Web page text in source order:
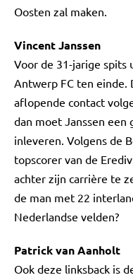
Oosten zal maken.
Vincent Janssen
Voor de 31-jarige spits
Antwerp FC ten einde.
aflopende contact
dan moet Janssen een
inleveren. Volgens de
topscorer van de
achter zijn carrière te
de man met 22
Nederlandse velden?
Patrick van Aanholt
Ook deze linksback is